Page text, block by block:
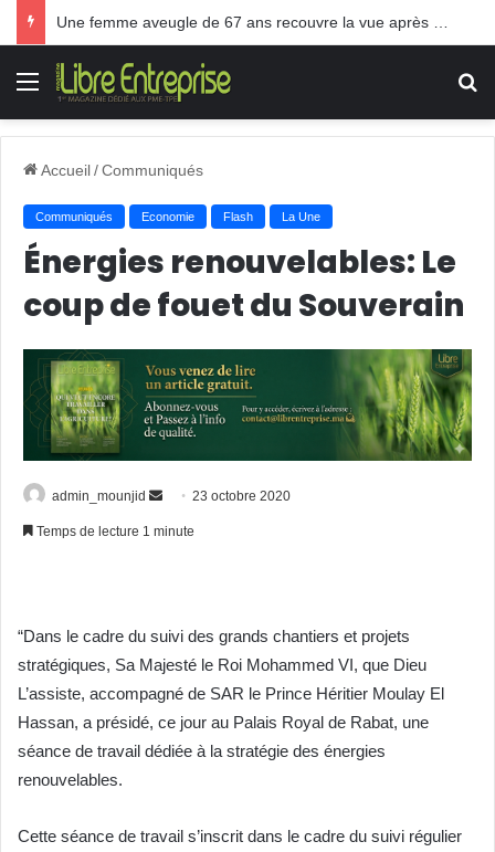
Menu
Accueil/Communiqués
Communiqués Economie Flash La Une
Énergies renouvelables: Le
coup de fouet du Souverain
admin_mounjid
Envoyer23 octobre 2020
Temps de lecture 1 minute
“Dans le cadre du suivi des grands chantiers et projets
stratégiques, Sa Majesté le Roi Mohammed VI, que Dieu
L’assiste, accompagné de SAR le Prince Héritier Moulay El
Hassan, a présidé, ce jour au Palais Royal de Rabat, une
séance de travail dédiée à la stratégie des énergies
renouvelables.
Cette séance de travail s’inscrit dans le cadre du suivi régulier